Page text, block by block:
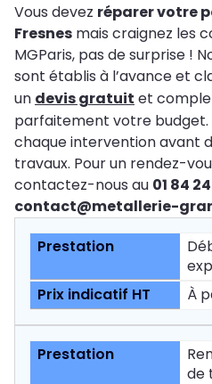
Vous devez réparer votre
Fresnes mais craignez les
MGParis, pas de surprise !
sont établis à l’avance et
un devis gratuit et
parfaitement votre budget.
chaque intervention avant
travaux. Pour un rendez-
contactez-nous au 01 84
contact@metallerie-
À
de